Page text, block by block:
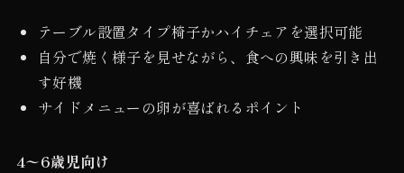
テーブル設置タイプ椅子かハイチェアを選択可能
自分で焼く様子を見せながら、食への興味を引き出
す好機
サイドメニューの卵が喜ばれるポイント
4〜6歳児向け